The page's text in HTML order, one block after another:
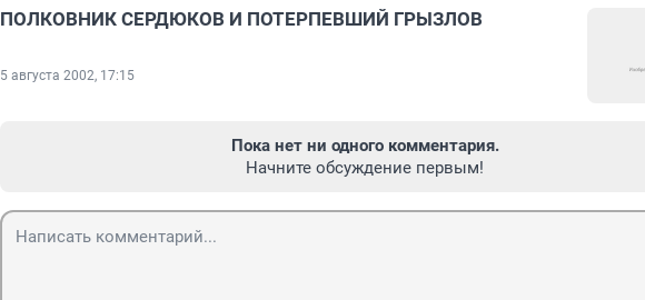
ПОЛКОВНИК СЕРДЮКОВ И ПОТЕРПЕВШИЙ ГРЫЗЛОВ
5 августа 2002, 17:15
Пока нет ни одного комментария.
Начните обсуждение первым!